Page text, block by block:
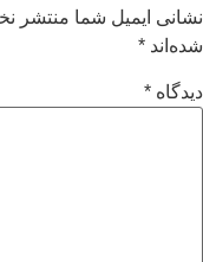
نشانی ایمیل شما منتشر
شده‌اند *
دیدگاه *